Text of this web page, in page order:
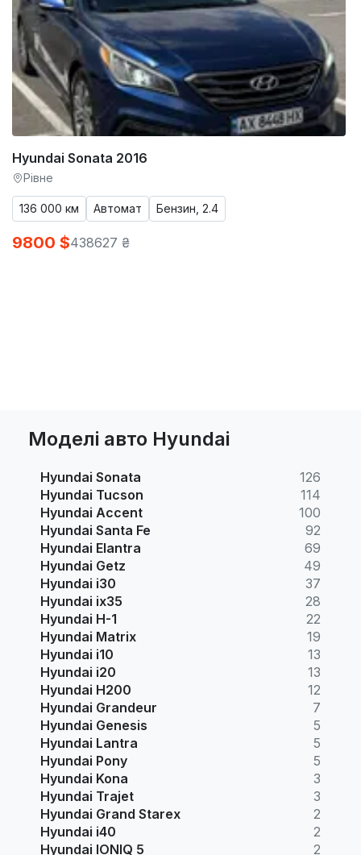
Hyundai Sonata 2016
Рівне
136 000 км Автомат Бензин, 2.4
9800 $438627 ₴
Моделі авто Hyundai
Hyundai Sonata
126
Hyundai Tucson
114
Hyundai Accent
100
Hyundai Santa Fe
92
Hyundai Elantra
69
Hyundai Getz
49
Hyundai i30
37
Hyundai ix35
28
Hyundai H-1
22
Hyundai Matrix
19
Hyundai i10
13
Hyundai i20
13
Hyundai H200
12
Hyundai Grandeur
7
Hyundai Genesis
5
Hyundai Lantra
5
Hyundai Pony
5
Hyundai Kona
3
Hyundai Trajet
3
Hyundai Grand Starex
2
Hyundai i40
2
Hyundai IONIQ 5
2